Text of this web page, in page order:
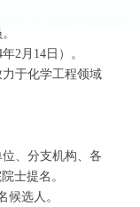
2月14日）。
于化学工程领域
、分支机构、各
士提名。
选人。